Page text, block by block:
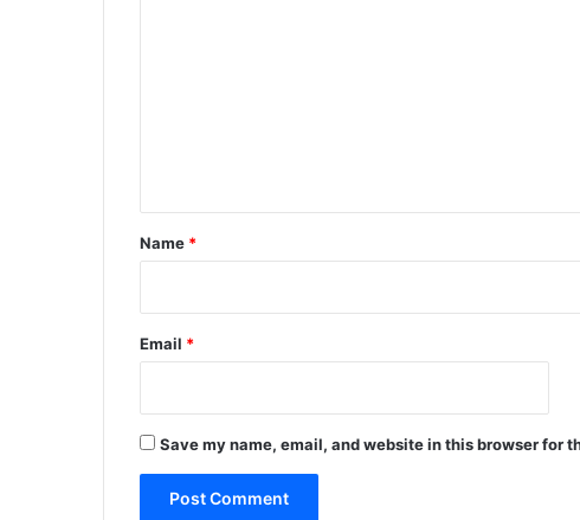
*
Name *
Email *
Save my name, email, and website in this browser for